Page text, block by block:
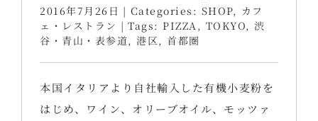
2016年7月26日 | Categories: SHOP, カフ
ェ・レストラン | Tags: PIZZA , TOKYO, 渋
谷・青山・表参道, 港区 , 首都圏
本国イタリアより自社輸入した有機小麦粉を
はじめ、ワイン、オリーブオイル、モッツァ